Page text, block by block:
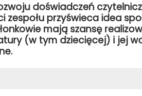
doświadczeń
zespołu przyświeca idea
mają szansę
(w tym dziecięcej) i jej